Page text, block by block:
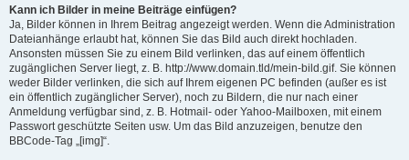
Kann ich Bilder in meine Beiträge einfügen?
Ja, Bilder können in Ihrem Beitrag angezeigt werden. Wenn die Administration
Dateianhänge erlaubt hat, können Sie das Bild auch direkt hochladen.
Ansonsten müssen Sie zu einem Bild verlinken, das auf einem öffentlich
zugänglichen Server liegt, z. B. http://www.domain.tld/mein-bild.gif. Sie können
weder Bilder verlinken, die sich auf Ihrem eigenen PC befinden (außer es ist
ein öffentlich zugänglicher Server), noch zu Bildern, die nur nach einer
Anmeldung verfügbar sind, z. B. Hotmail- oder Yahoo-Mailboxen, mit einem
Passwort geschützte Seiten usw. Um das Bild anzuzeigen, benutze den
BBCode-Tag „[img]“.